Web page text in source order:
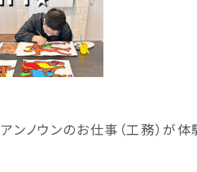
ンノウンのお仕事（工務）が